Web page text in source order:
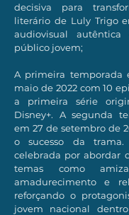
decisiva para
literário de Luly Trigo
audiovisual
público jovem;
A primeira temporada
maio de 2022 com 10
a primeira série
Disney+. A segunda
em 27 de setembro de
o sucesso da
celebrada por abordar
temas como
amadurecimento e
reforçando o
jovem nacional